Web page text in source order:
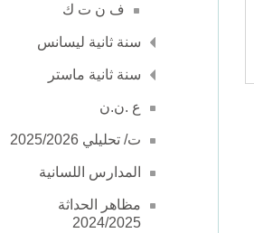
ف ن ت ك
سنة ثانية ليسانس
سنة ثانية ماستر
ع .ن.ن
ت/ تحليلي 2025/2026
المدارس اللسانية
مظاهر الحداثة
2024/2025